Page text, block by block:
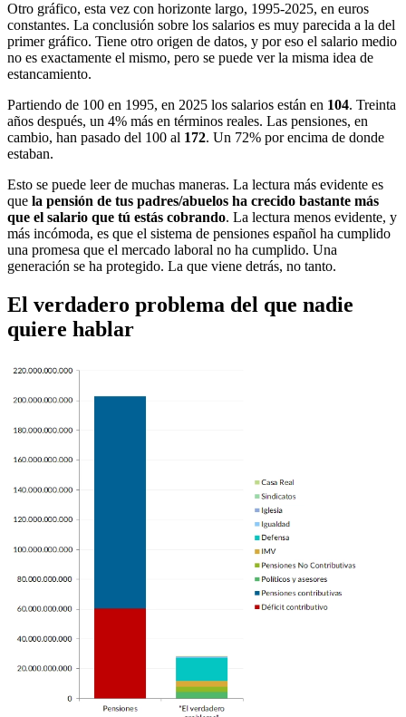
Otro gráfico, esta vez con horizonte largo, 1995-2025, en euros
constantes. La conclusión sobre los salarios es muy parecida a la del
primer gráfico. Tiene otro origen de datos, y por eso el salario medio
no es exactamente el mismo, pero se puede ver la misma idea de
estancamiento.
Partiendo de 100 en 1995, en 2025 los salarios están en 104. Treinta
años después, un 4% más en términos reales. Las pensiones, en
cambio, han pasado del 100 al 172. Un 72% por encima de donde
estaban.
Esto se puede leer de muchas maneras. La lectura más evidente es
que la pensión de tus padres/abuelos ha crecido bastante más
que el salario que tú estás cobrando. La lectura menos evidente, y
más incómoda, es que el sistema de pensiones español ha cumplido
una promesa que el mercado laboral no ha cumplido. Una
generación se ha protegido. La que viene detrás, no tanto.
El verdadero problema del que nadie
quiere hablar